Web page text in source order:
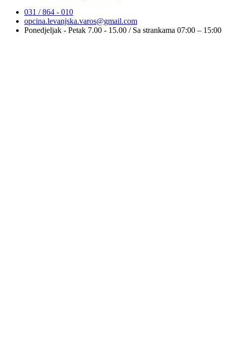
031 / 864 - 010
opcina.levanjska.varos@gmail.com
Ponedjeljak - Petak 7.00 - 15.00 / Sa strankama 07:00 – 15:00